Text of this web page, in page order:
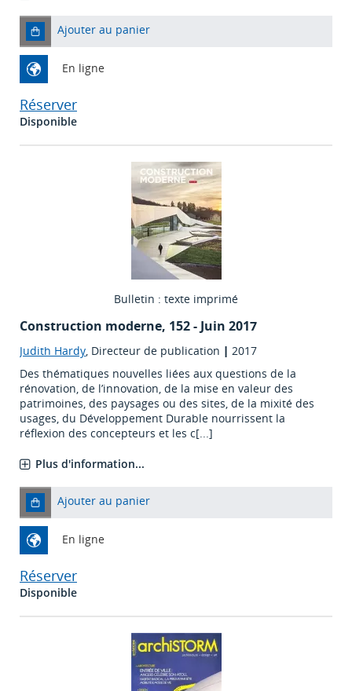
Ajouter au panier
En ligne
Réserver
Disponible
Bulletin : texte imprimé
Construction moderne, 152 - Juin 2017
Judith Hardy, Directeur de publication | 2017
Des thématiques nouvelles liées aux questions de la
rénovation, de l’innovation, de la mise en valeur des
patrimoines, des paysages ou des sites, de la mixité des
usages, du Développement Durable nourrissent la
réflexion des concepteurs et les c[...]
Plus d'information...
Ajouter au panier
En ligne
Réserver
Disponible